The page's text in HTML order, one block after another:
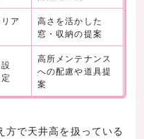
ア
高さを活かした
窓・収納の提案
高所メンテナンス
への配慮や道具提
案
方で天井高を扱っている